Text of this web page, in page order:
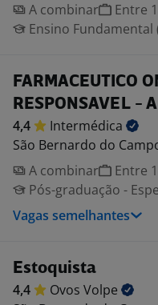
A combinar
Entre
Ensino Fundamental
FARMACEUTICO
RESPONSAVEL -
4,4
Intermédica
São Bernardo do
A combinar
Entre
Pós-graduação -
Vagas semelhantes
Estoquista
4,4 Ovos Volpe